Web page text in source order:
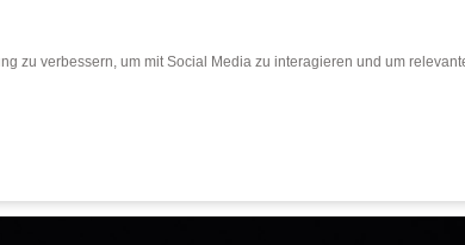
zu verbessern, um mit Social Media zu interagieren und um